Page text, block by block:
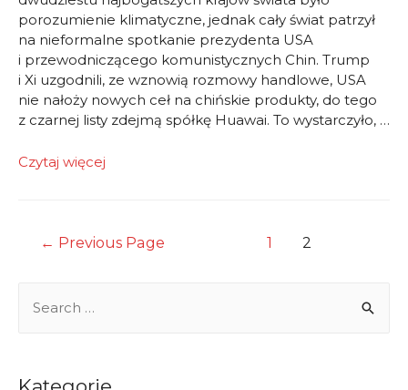
porozumienie klimatyczne, jednak cały świat patrzył
na nieformalne spotkanie prezydenta USA
i przewodniczącego komunistycznych Chin. Trump
i Xi uzgodnili, ze wznowią rozmowy handlowe, USA
nie nałoży nowych ceł na chińskie produkty, do tego
z czarnej listy zdejmą spółkę Huawai. To wystarczyło, …
Wysokie
Czytaj więcej
Nawigacja
← Previous Page 1 2
r